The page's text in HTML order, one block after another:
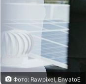
Фото: Rawpixel, EnvatoE